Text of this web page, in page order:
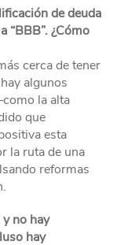
de deuda
“BBB”. ¿Cómo
cerca de tener
algunos
la alta
que
esta
la ruta de una
reformas
no hay
hay